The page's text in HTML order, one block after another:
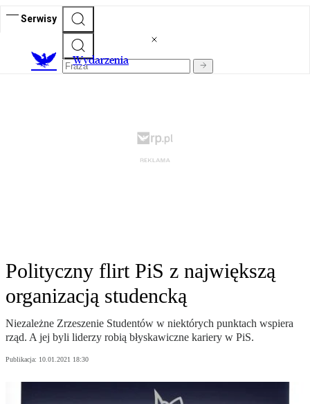
Serwisy
Wydarzenia
Polityczny flirt PiS z największą
organizacją studencką
Niezależne Zrzeszenie Studentów w niektórych punktach wspiera
rząd. A jej byli liderzy robią błyskawiczne kariery w PiS.
Publikacja: 10.01.2021 18:30